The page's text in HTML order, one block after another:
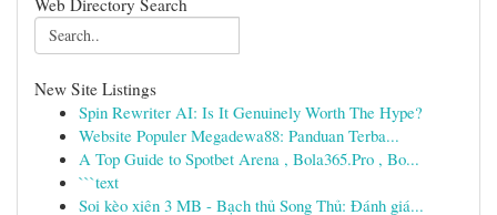
Web Directory Search
New Site Listings
Spin Rewriter AI: Is It Genuinely Worth The Hype?
Website Populer Megadewa88: Panduan Terba...
A Top Guide to Spotbet Arena , Bola365.Pro , Bo...
```text
Soi kèo xiên 3 MB - Bạch thủ Song Thủ: Đánh giá...